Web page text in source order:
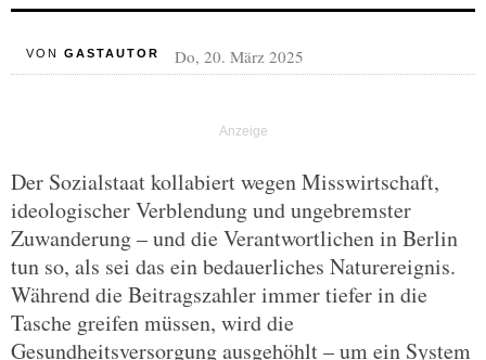
VON GASTAUTOR Do, 20. März 2025
Der Sozialstaat kollabiert wegen Misswirtschaft,
ideologischer Verblendung und ungebremster
Zuwanderung – und die Verantwortlichen in Berlin
tun so, als sei das ein bedauerliches Naturereignis.
Während die Beitragszahler immer tiefer in die
Tasche greifen müssen, wird die
Gesundheitsversorgung ausgehöhlt – um ein System